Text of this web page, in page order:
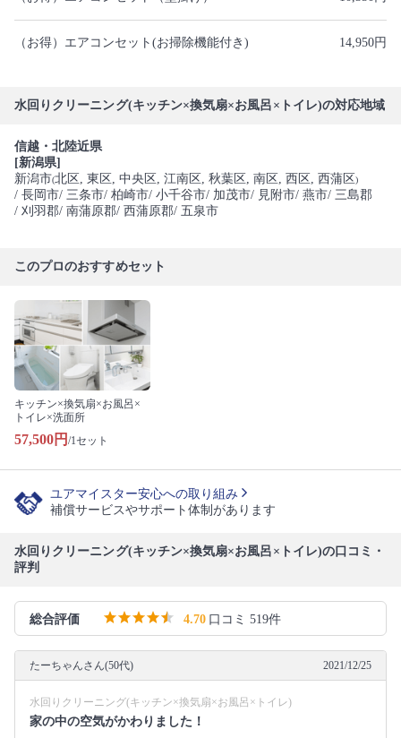
（お得）エアコンセット(お掃除機能付き) 14,950円
水回りクリーニング(キッチン×換気扇×お風呂×トイレ)の対応地域
信越・北陸近県
[新潟県]
新潟市(北区 , 東区 , 中央区 , 江南区 , 秋葉区 , 南区 , 西区 , 西蒲区)
/ 長岡市/ 三条市/ 柏崎市/ 小千谷市/ 加茂市/ 見附市/ 燕市/ 三島郡
/ 刈羽郡/ 南蒲原郡/ 西蒲原郡/ 五泉市
このプロのおすすめセット
キッチン×換気扇×お風呂×
トイレ×洗面所
57,500円 /1セット
ユアマイスター安心への取り組み
補償サービスやサポート体制があります
水回りクリーニング(キッチン×換気扇×お風呂×トイレ)の口コミ・
評判
総合評価 4.70 口コミ 519件
たーちゃんさん(50代) 2021/12/25
水回りクリーニング(キッチン×換気扇×お風呂×トイレ)
家の中の空気がかわりました！